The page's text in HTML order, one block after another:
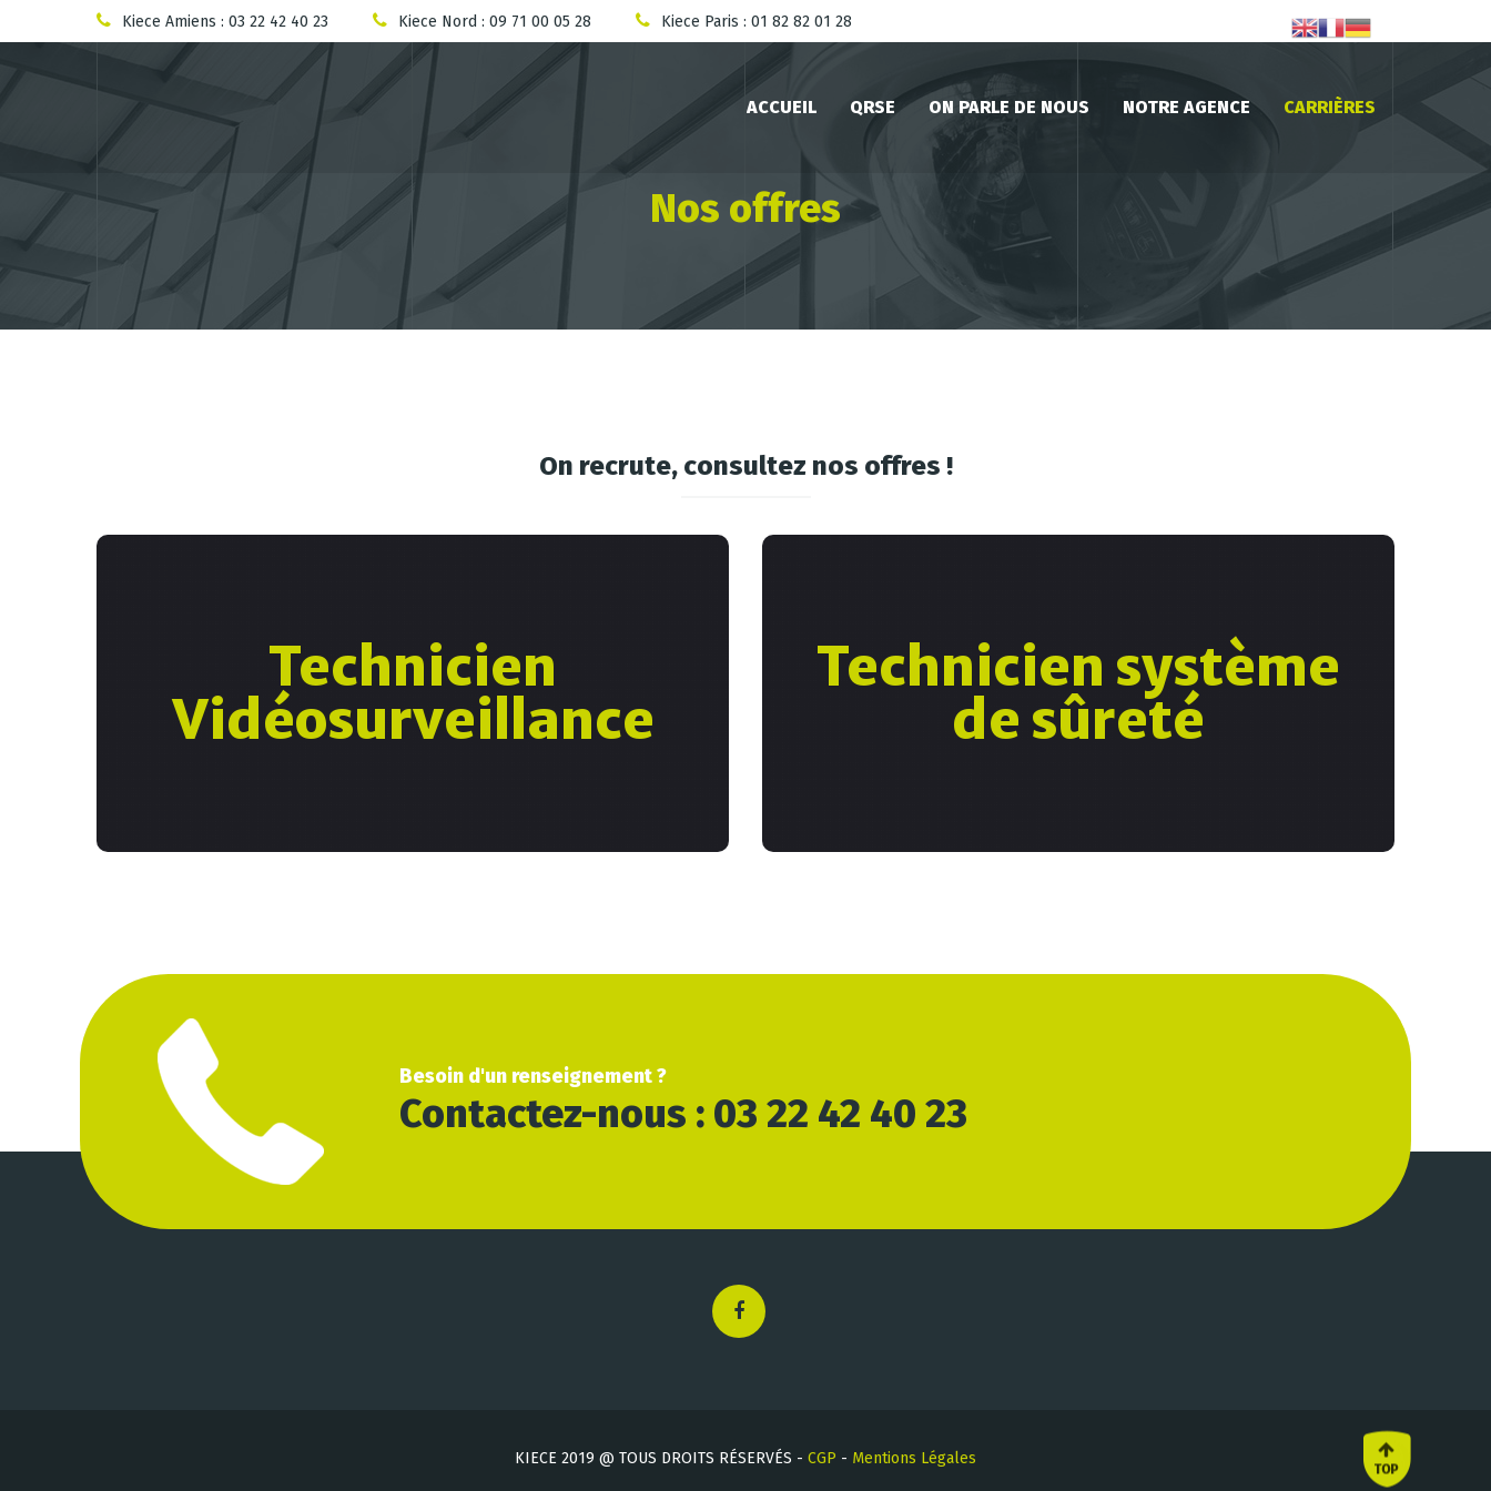
Kiece Amiens : 03 22 42 40 23 Kiece Nord : 09 71 00 05 28 Kiece Paris : 01 82 82 01 28
ACCUEIL QRSE ON PARLE DE NOUS NOTRE AGENCE CARRIÈRES
Nos offres
On recrute, consultez nos offres !
Technicien
Vidéosurveillance
Référence de la sécurité électronique des biens et des personnes, la
société KIECE est intégratrice en solutions globales de sûreté et
sécurité. Nous intervenons au service des entreprises pour déployer,
équiper, faire fonctionner et maintenir l’ensemble de nos solutions.
Technicien système
de sûreté
Nous sommes actuellement à la recherche d’un(e) technicien(ne) en
contrôle d’accès et alarme intrusion qui intégrera notre service
technique. Vous participerez aux installations et à la programmation
des systèmes les plus pointues…
Besoin d'un renseignement ?
Contactez-nous : 03 22 42 40 23
KIECE 2019 @ TOUS DROITS RÉSERVÉS - CGP - Mentions Légales